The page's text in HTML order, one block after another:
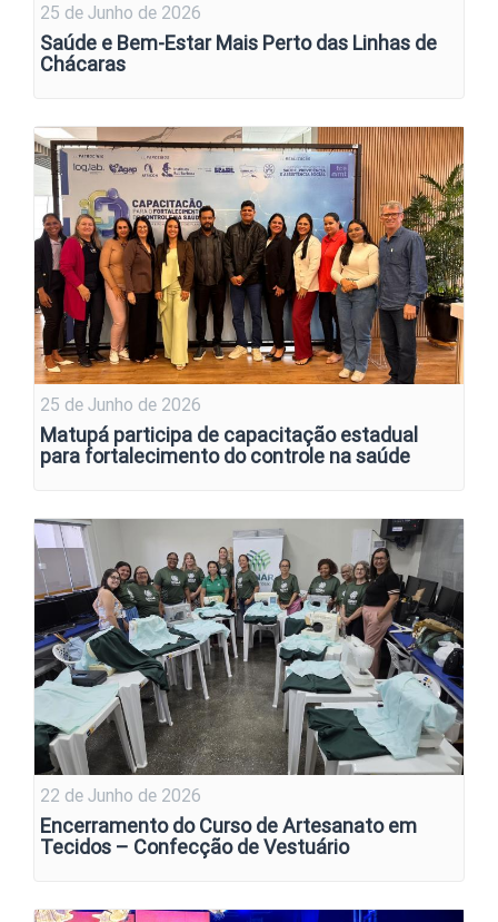
25 de Junho de 2026
Saúde e Bem-Estar Mais Perto das Linhas de
Chácaras
25 de Junho de 2026
Matupá participa de capacitação estadual
para fortalecimento do controle na saúde
22 de Junho de 2026
Encerramento do Curso de Artesanato em
Tecidos – Confecção de Vestuário